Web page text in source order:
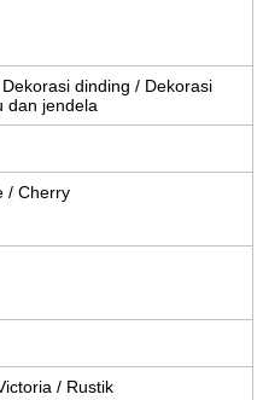
dinding / Dekorasi
dan jendela
/ Cherry
/ Rustik